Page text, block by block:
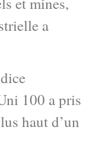
a
100 a pris
haut d’un